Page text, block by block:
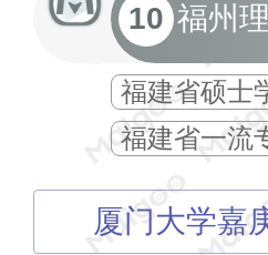
10 福州
福建省硕士
福建省一流
厦门大学嘉